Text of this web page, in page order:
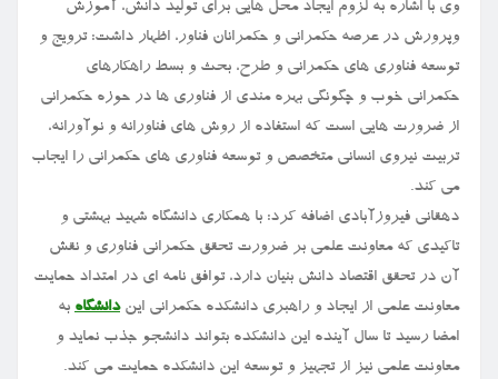
وی با اشاره به لزوم ایجاد محل هایی برای تولید دانش، آموزش
وپرورش در عرصه حکمرانی و حکمرانان فناور، اظهار داشت: ترویج و
توسعه فناوری های حکمرانی و طرح، بحث و بسط راهکارهای
حکمرانی خوب و چگونگی بهره مندی از فناوری ها در حوزه حکمرانی
از ضرورت هایی است که استفاده از روش های فناورانه و نوآورانه،
تربیت نیروی انسانی متخصص و توسعه فناوری های حکمرانی را ایجاب
می کند.
دهقانی فیروزآبادی اضافه کرد: با همکاری دانشگاه شهید بهشتی و
تاکیدی که معاونت علمی بر ضرورت تحقق حکمرانی فناوری و نقش
آن در تحقق اقتصاد دانش بنیان دارد، توافق نامه ای در امتداد حمایت
معاونت علمی از ایجاد و راهبری دانشکده حکمرانی ایندانشگاه به
امضا رسید تا سال آینده این دانشکده بتواند دانشجو جذب نماید و
معاونت علمی نیز از تجهیز و توسعه این دانشکده حمایت می کند.